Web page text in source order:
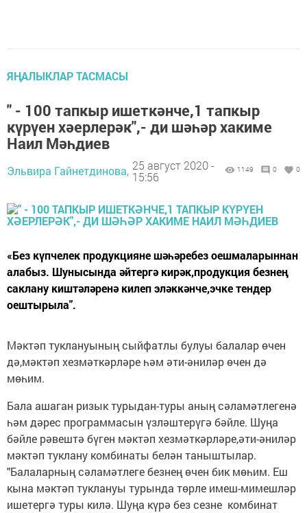
ЯҢАЛЫКЛАР ТАСМАСЫ
" - 100 тапкыр ишеткәнче,1 тапкыр
күрүен хәерлерәк",- ди шәһәр хакиме
Наил Мәһдиев
Эльвира Гайнетдинова, 25 август 2020 -
15:56
1149 0 0
«Без күпчелек продукцияне шәһәребез оешмаларыннан
алабыз. Шунысында әйтергә кирәк,продукция безнең
саклану киштәләренә килеп эләккәнче,эчке тендер
оештырыла".
Мәктәп туклануының сыйфатлы булуы балалар өчен
дә,мәктәп хезмәткәрләре һәм әти-әниләр өчен дә
мөһим.
Бала ашаган ризык турыдан-туры аның сәламәтлегенә
һәм дәрес программасын үзләштерүгә бәйле. Шуңа
бәйле рәвештә бүген мәктәп хезмәткәрләре,әти-әниләр
мәктәп туклану комбинаты белән таныштылар.
"Балаларның сәламәтлеге безнең өчен бик мөһим. Еш
кына мәктәп туклануы турында төрле имеш-мимешләр
ишетергә туры килә. Шуңа күрә без сезне комбинат